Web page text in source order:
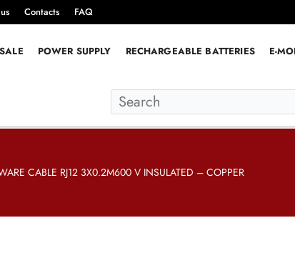
Contacts FAQ
SALE POWER SUPPLY RECHARGEABLE BATTERIES E-
CABLE RJ12 3X0.2M600 V INSULATED – COPPER